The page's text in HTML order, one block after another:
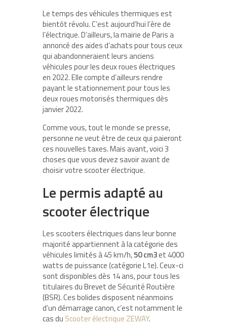
Le temps des véhicules thermiques est
bientôt révolu. C’est aujourd’hui l’ère de
l’électrique. D’ailleurs, la mairie de Paris a
annoncé des aides d’achats pour tous ceux
qui abandonneraient leurs anciens
véhicules pour les deux roues électriques
en 2022. Elle compte d’ailleurs rendre
payant le stationnement pour tous les
deux roues motorisés thermiques dès
janvier 2022.
Comme vous, tout le monde se presse,
personne ne veut être de ceux qui paieront
ces nouvelles taxes. Mais avant, voici 3
choses que vous devez savoir avant de
choisir votre scooter électrique.
Le permis adapté au
scooter électrique
Les scooters électriques dans leur bonne
majorité appartiennent à la catégorie des
véhicules limités à 45 km/h,50 cm3et 4000
watts de puissance (catégorie L1e). Ceux-ci
sont disponibles dès 14 ans, pour tous les
titulaires du Brevet de Sécurité Routière
(BSR). Ces bolides disposent néanmoins
d’un démarrage canon, c’est notamment le
cas du Scooter électrique ZEWAY.